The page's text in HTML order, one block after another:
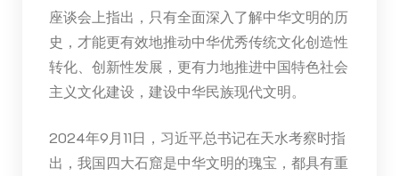
座谈会上指出，只有全面深入了解中华文明的历
史，才能更有效地推动中华优秀传统文化创造性
转化、创新性发展，更有力地推进中国特色社会
主义文化建设，建设中华民族现代文明。
2024年9月11日，习近平总书记在天水考察时指
出，我国四大石窟是中华文明的瑰宝，都具有重